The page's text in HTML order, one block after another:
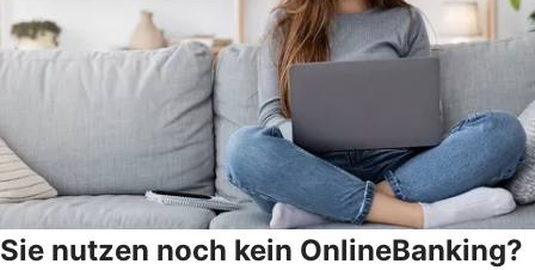
Sie nutzen noch kein OnlineBanking?